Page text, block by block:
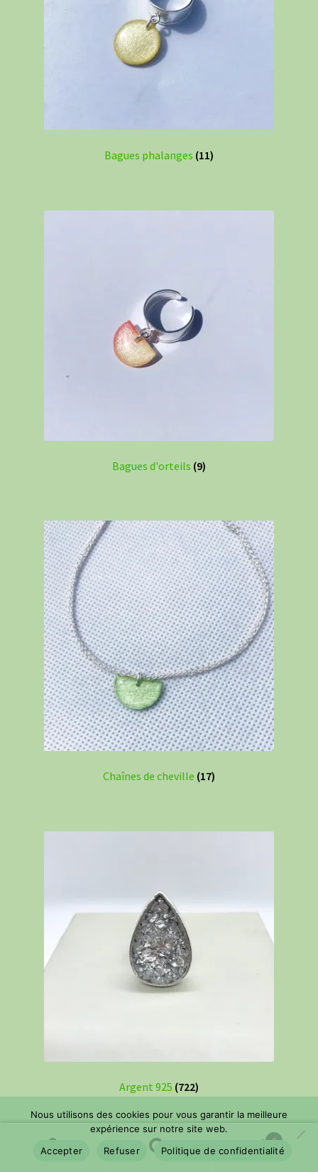
Bagues phalanges (11)
Bagues d'orteils (9)
Chaînes de cheville (17)
Argent 925 (722)
Recherche
Recherche
0
Nous utilisons des cookies pour vous garantir la meilleure
expérience sur notre site web.
Accepter
Refuser Politique de confidentialité